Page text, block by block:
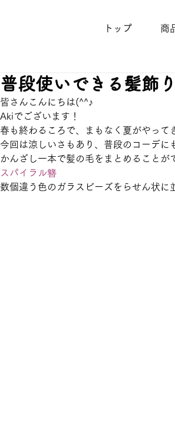
トップ 商
普段使いできる髪飾
皆さんこんにちは(^^♪
Akiでございます！
春も終わるころで、まもなく夏がやって
今回は涼しいさもあり、普段のコーデに
かんざし一本で髪の毛をまとめることが
スパイラル簪
数個違う色のガラスビーズをらせん状に